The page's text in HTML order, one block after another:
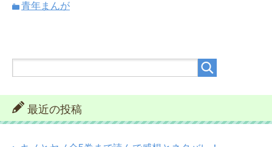
青年まんが
最近の投稿